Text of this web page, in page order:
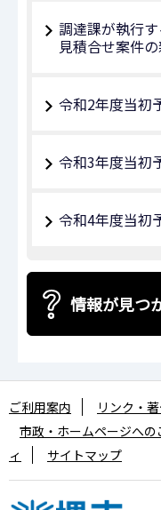
調達課が執行
見積合せ案件
令和2年度当初
令和3年度当初
令和4年度当初
情報が見つ
ご利用案内 リンク・
市政・ホームページへ
ィ
サイトマップ